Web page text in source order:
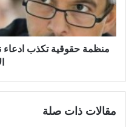
منظمة حقوقية تكذب ادعاء
مقالات ذات صلة